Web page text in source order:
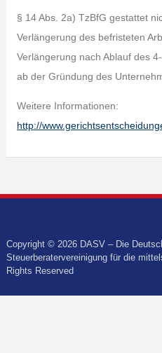
§ 14 Abs. 2a) TzBfG gestattet
Verlängerung des befristeten
Verlängerung nach Ablauf des
ab der Gründung des
Weitere Informationen:
http://
Copyright © 2026 DASV – Die
Steuerberatervereinigung für die
Rights Reserved